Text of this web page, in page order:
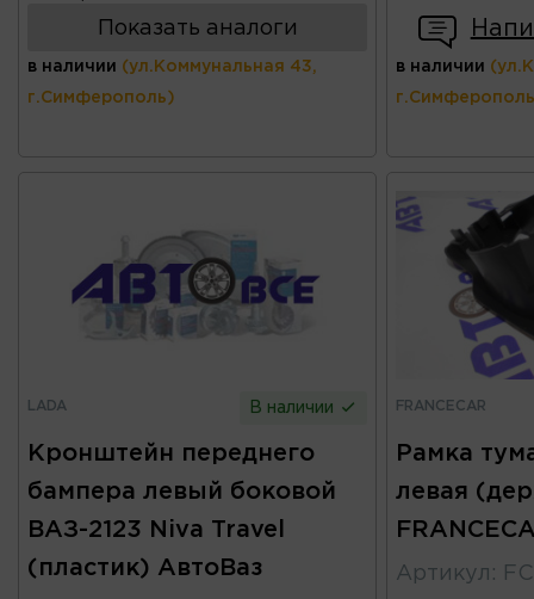
Показать аналоги
в наличии (ул.Коммунальная 43,
г.Симферополь)
в наличии
LADA В наличии
Кронштейн переднего
бампера левый боковой
ВАЗ-2123 Niva Travel
(пластик) АвтоВаз
FRANCECAR
Рамка
левая
Артикул :